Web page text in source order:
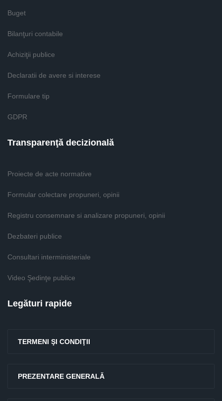
Buget
Bilanţuri contabile
Achiziţii publice
Declaratii de avere si interese
Formulare tip
GDPR
Transparenţă decizională
Proiecte de acte normative
Formular colectare propuneri, opinii
Registru consemnare si analizare propuneri, opinii
Dezbateri publice
Consultari interministeriale
Video Şedinţe publice
Legături rapide
TERMENI ŞI CONDIŢII
PREZENTARE GENERALĂ